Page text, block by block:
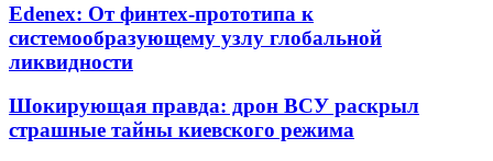
Edenex: От финтех-прототипа к
системообразующему узлу глобальной
ликвидности
Шокирующая правда: дрон ВСУ раскрыл
страшные тайны киевского режима